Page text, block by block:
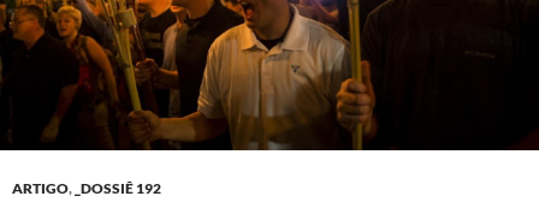
ARTIGO, _DOSSIÊ 192